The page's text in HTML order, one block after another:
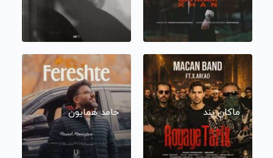
ماکان بند حامد همایون